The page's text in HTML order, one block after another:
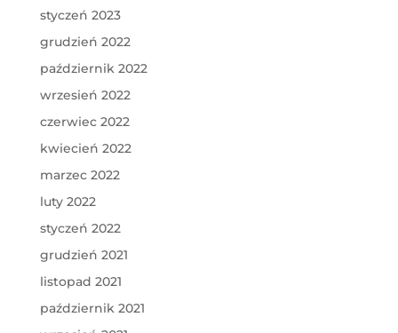
styczeń 2023
grudzień 2022
październik 2022
wrzesień 2022
czerwiec 2022
kwiecień 2022
marzec 2022
luty 2022
styczeń 2022
grudzień 2021
listopad 2021
październik 2021